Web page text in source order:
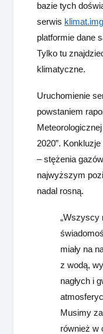
bazie tych
serwis
platformie dane
Tylko tu
klimatyczne.
Uruchomienie
powstaniem
2020”.
– stężenia
najwyższym
nadal rosną.
„Wszyscy
miały na
z wodą,
nagłych i
Musimy
również w